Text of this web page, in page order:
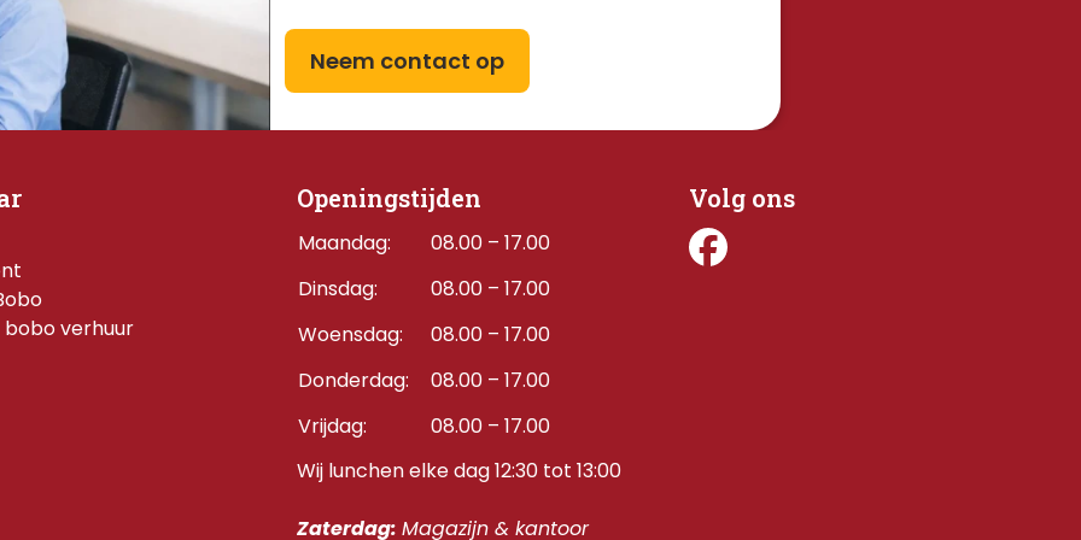
Neem contact op
verhuur
Openingstijden
Maandag:
08.00 – 17.00
Dinsdag:
08.00 – 17.00
Woensdag:
08.00 – 17.00
Donderdag: 08.00 – 17.00
Vrijdag:
08.00 – 17.00
Wij lunchen elke dag 12:30 tot 13:00
Zaterdag: Magazijn & kantoor
Volg ons